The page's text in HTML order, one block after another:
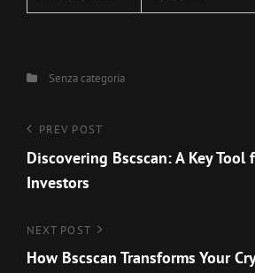
CategoriesSenza categoria
Navigazione
articoli
Previous
Post
PREV POST
Discovering Bscscan: A Key Tool
Investors
Next
Post
NEXT POST
How Bscscan Transforms Your